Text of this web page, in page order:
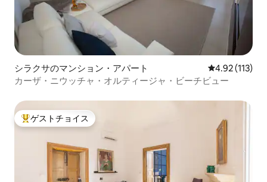
シラクサのマンション・アパート レビュー113
4.92 (113)
カーザ・ニウッチャ・オルティージャ・ビーチビュー
大好評のゲストチョイスです。
ゲストチョイス